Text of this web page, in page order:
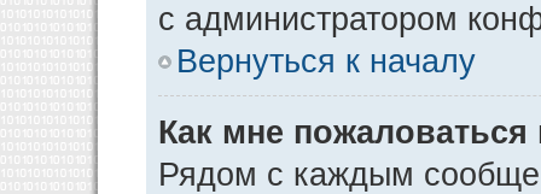
с администратором
Вернуться к началу
Как мне
Рядом с каждым